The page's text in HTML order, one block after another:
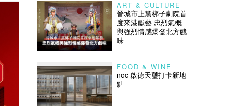
ART & CULTURE
晉城市上黨梆子劇院首
度來港獻藝 忠烈氣概
與強烈情感爆發北方戲
味
FOOD & WINE
noc 啟德天璽打卡新地
點